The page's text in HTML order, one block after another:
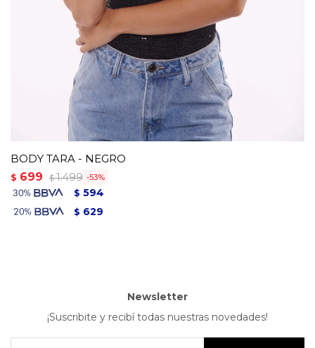
BODY TARA - NEGRO
$ 699 $ 1.499 53
$ 594
$ 629
Newsletter
¡Suscribite y recibí todas nuestras novedades!